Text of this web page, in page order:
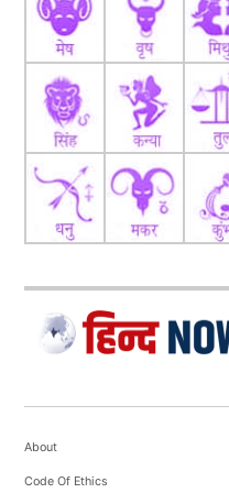
About
Code Of Ethics